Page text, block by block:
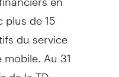
de 15
du service
Au 31
de la TD